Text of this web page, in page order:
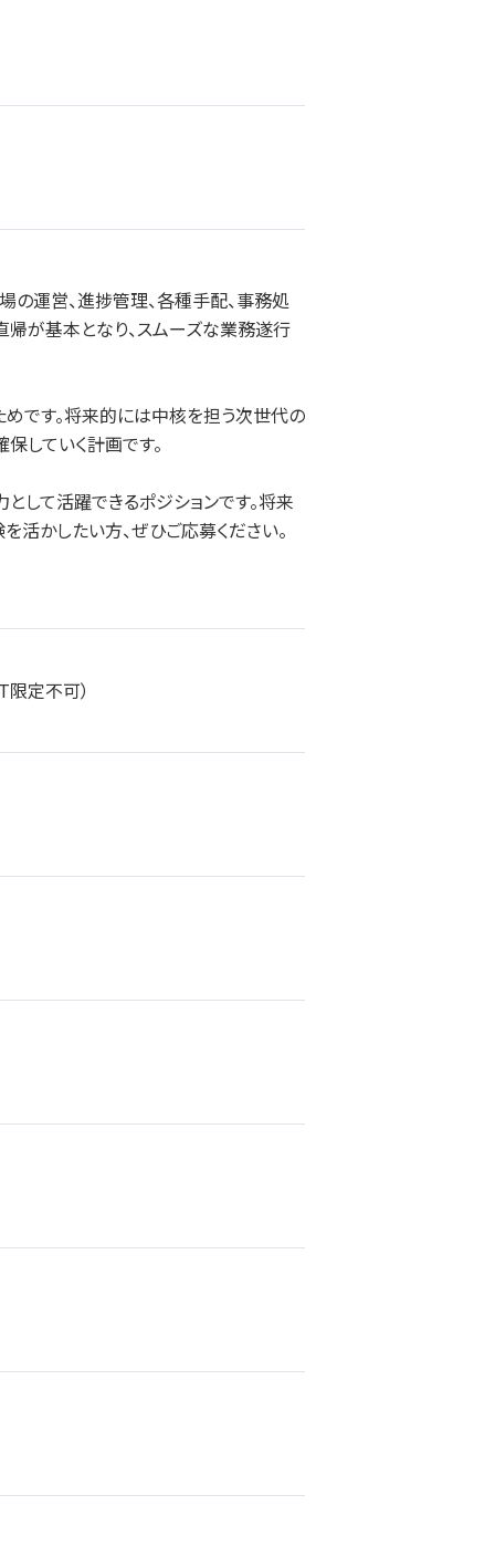
運営、進捗管理、各種手配、事務処
が基本となり、スムーズな業務遂行
です。将来的には中核を担う次世代の
していく計画です。
して活躍できるポジションです。将来
活かしたい方、ぜひご応募ください。
定不可）